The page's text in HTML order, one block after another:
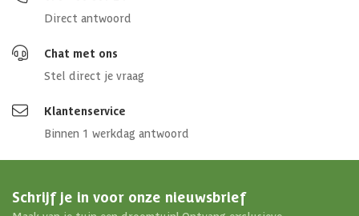
Direct antwoord
Chat met ons
Stel direct je vraag
Klantenservice
Binnen 1 werkdag antwoord
Schrijf je in voor onze nieuwsbrief